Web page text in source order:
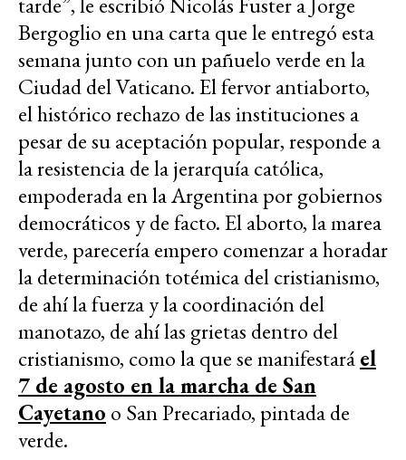
Bergoglio en una carta que le entregó esta
semana junto con un pañuelo verde en la
Ciudad del Vaticano. El fervor antiaborto,
el histórico rechazo de las instituciones a
pesar de su aceptación popular, responde a
la resistencia de la jerarquía católica,
empoderada en la Argentina por gobiernos
democráticos y de facto. El aborto, la marea
verde, parecería empero comenzar a horadar
la determinación totémica del cristianismo,
de ahí la fuerza y la coordinación del
manotazo, de ahí las grietas dentro del
cristianismo, como la que se manifestaráel
7 de agosto en la marcha de San
Cayetano o San Precariado, pintada de
verde.